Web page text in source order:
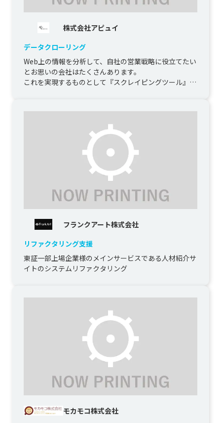
株式会社アピュイ
データクローリング
Web上の情報を分析して、自社の営業戦略に役立てたい
とお思いの会社はたくさんあります。
これを実現するものとして『スクレイピングツール』や
フランクアート株式会社
リファクタリング支援
東証一部上場企業様のメインサービスである人材紹介サ
イトのシステムリファクタリング
モカモコ株式会社